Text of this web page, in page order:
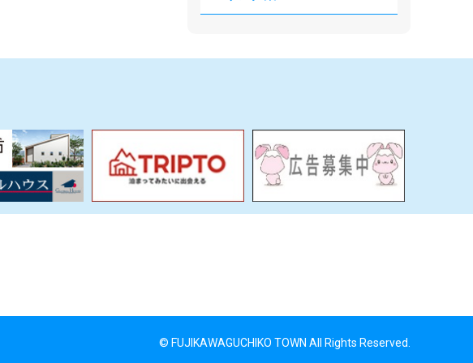
© FUJIKAWAGUCHIKO TOWN All Rights Reserved.